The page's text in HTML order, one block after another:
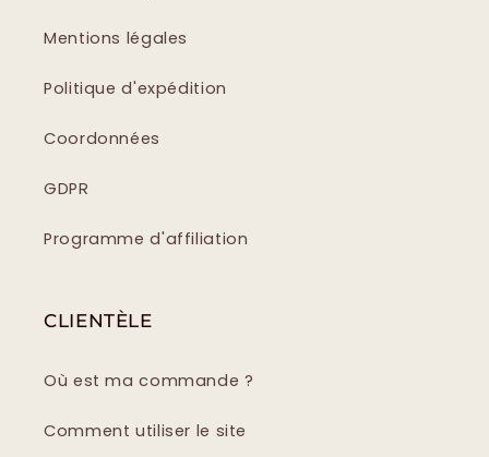
Mentions légales
Politique d'expédition
Coordonnées
GDPR
Programme d'affiliation
CLIENTÈLE
Où est ma commande ?
Comment utiliser le site